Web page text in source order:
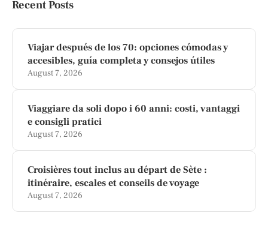
Recent Posts
Viajar después de los 70: opciones cómodas y
accesibles, guía completa y consejos útiles
August 7, 2026
Viaggiare da soli dopo i 60 anni: costi, vantaggi
e consigli pratici
August 7, 2026
Croisières tout inclus au départ de Sète :
itinéraire, escales et conseils de voyage
August 7, 2026